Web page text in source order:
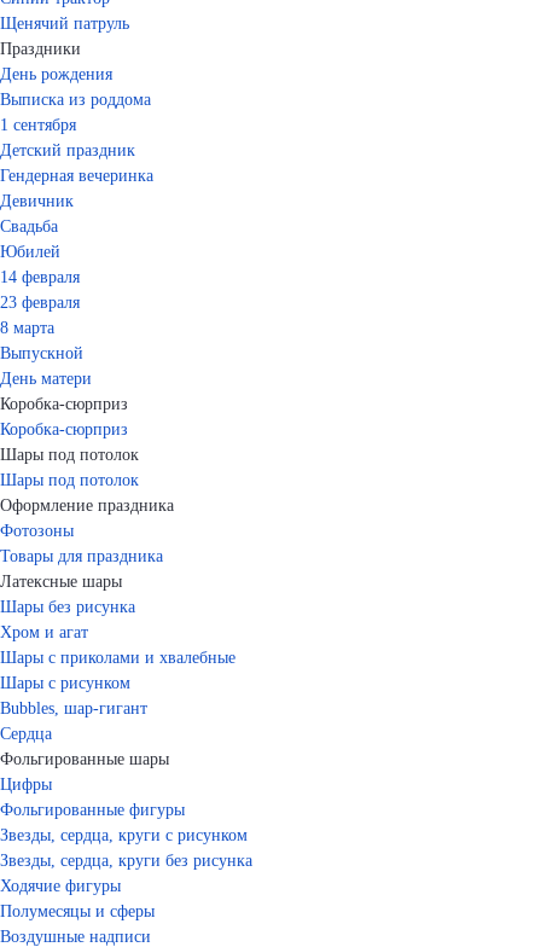
Щенячий патруль
Праздники
День рождения
Выписка из роддома
1 сентября
Детский праздник
Гендерная вечеринка
Девичник
Свадьба
Юбилей
14 февраля
23 февраля
8 марта
Выпускной
День матери
Коробка-сюрприз
Коробка-сюрприз
Шары под потолок
Шары под потолок
Оформление праздника
Фотозоны
Товары для праздника
Латексные шары
Шары без рисунка
Хром и агат
Шары с приколами и хвалебные
Шары с рисунком
Bubbles, шар-гигант
Сердца
Фольгированные шары
Цифры
Фольгированные фигуры
Звезды, сердца, круги с рисунком
Звезды, сердца, круги без рисунка
Ходячие фигуры
Полумесяцы и сферы
Воздушные надписи